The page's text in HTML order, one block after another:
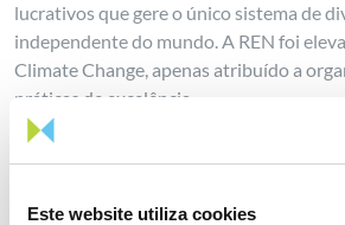
Este website utiliza cookies
lucrativos que gere o único sistema de
independente do mundo. A REN foi
Climate Change, apenas atribuído a
práticas de excelência.
No dia 21 de abril, a REN adquiriu a
linhas de transmissão elétrica. A